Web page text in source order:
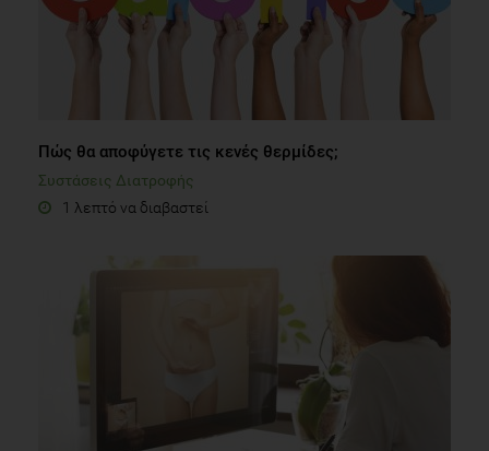
Πώς θα αποφύγετε τις κενές θερμίδες;
Συστάσεις Διατροφής
1 λεπτό να διαβαστεί